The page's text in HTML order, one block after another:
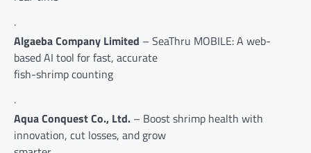
·
Algaeba Company Limited – SeaThru MOBILE: A web-
based AI tool for fast, accurate
fish-shrimp counting
·
Aqua Conquest Co., Ltd. – Boost shrimp health with
innovation, cut losses, and grow